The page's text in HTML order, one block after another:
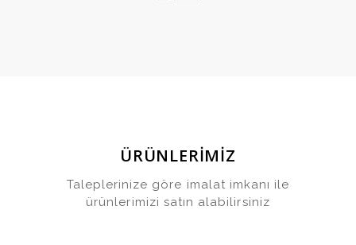
ÜRÜNLERİMİZ
Taleplerinize göre imalat imkanı ile
ürünlerimizi satın alabilirsiniz